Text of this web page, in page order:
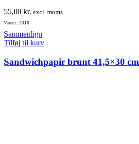
55,00 kr. excl. moms
Varenr.: 3316
Sammenlign
Tilføj til kurv
Sandwichpapir brunt 41,5×30 cm